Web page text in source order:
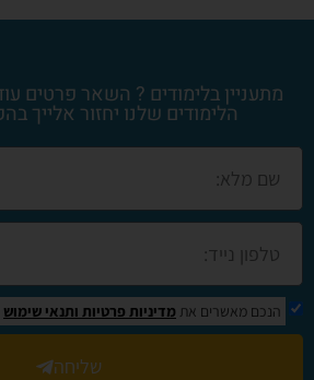
מתעניין בלימודים ? השאר פרטים
הלימודים שלנו יחזור אלייך
הנכם מאשרים את מדיניות פרטיות ותנאי שימוש
שליחה